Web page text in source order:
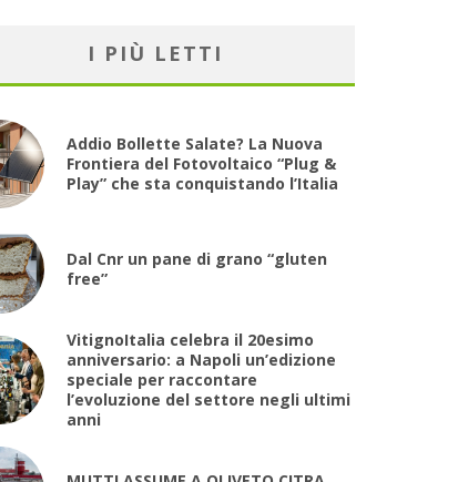
I PIÙ LETTI
Addio Bollette Salate? La Nuova
Frontiera del Fotovoltaico “Plug &
Play” che sta conquistando l’Italia
Dal Cnr un pane di grano “gluten
free”
VitignoItalia celebra il 20esimo
anniversario: a Napoli un’edizione
speciale per raccontare
l’evoluzione del settore negli ultimi
anni